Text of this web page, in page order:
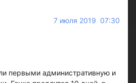
7 июля 2019 07:30
первыми административную и